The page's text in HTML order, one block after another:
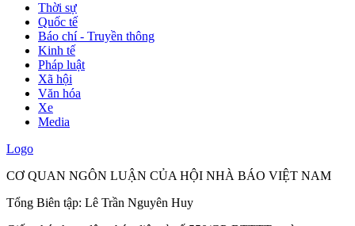
Thời sự
Quốc tế
Báo chí - Truyền thông
Kinh tế
Pháp luật
Xã hội
Văn hóa
Xe
Media
Logo
CƠ QUAN NGÔN LUẬN CỦA HỘI NHÀ BÁO VIỆT NAM
Tổng Biên tập: Lê Trần Nguyên Huy